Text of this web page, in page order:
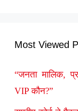
Most Viewed
“जनता मालिक,
VIP कौन?”